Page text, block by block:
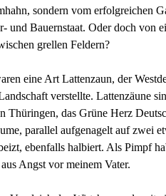
sondern vom erfolgreichen
und Bauernstaat. Oder doch von
grellen Feldern?
eine Art Lattenzaun, der
verstellte. Lattenzäune
Thüringen, das Grüne Herz
parallel aufgenagelt auf zwei
ebenfalls halbiert. Als Pimpf
Angst vor meinem Vater.